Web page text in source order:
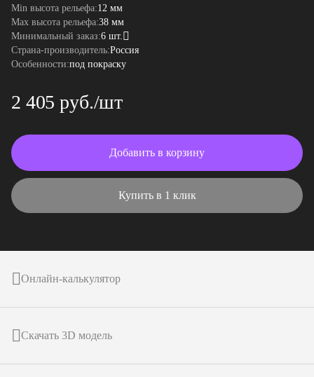
Min высота рельефа:12 мм
Max высота рельефа:38 мм
Минимальный заказ:6 шт.
Страна-производитель:Россия
Особенности:под покраску
2 405 руб./шт
Добавить в корзину
Купить в 1 клик
Онлайн-калькулятор
Скачать 3D модель